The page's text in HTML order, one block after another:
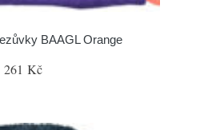
BAAGL Orange
261 Kč